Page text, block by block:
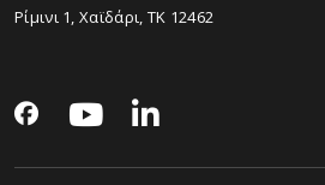
Ρίμινι 1, Χαϊδάρι, ΤΚ 12462